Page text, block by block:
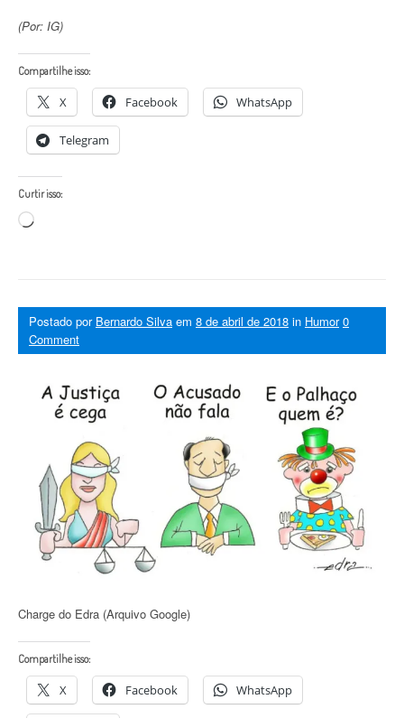
(Por: IG)
Compartilhe isso:
X Facebook WhatsApp
Telegram
Curtir isso:
Carregando...
Postado por Bernardo Silva em 8 de abril de 2018 in Humor 0
Comment
Charge do Edra (Arquivo Google)
Compartilhe isso:
X Facebook WhatsApp